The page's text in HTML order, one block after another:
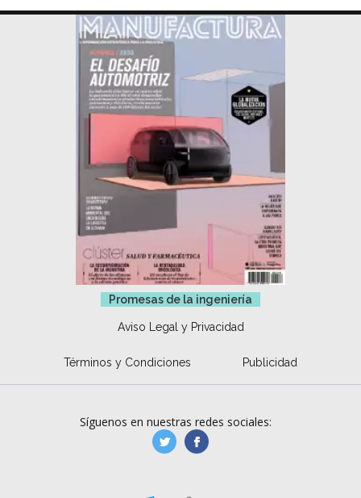
Promesas de la ingeniería
Aviso Legal y Privacidad
Términos y Condiciones Publicidad
Síguenos en nuestras redes sociales:
manufacturaGE